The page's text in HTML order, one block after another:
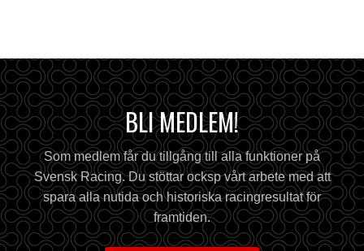
BLI MEDLEM!
Som medlem får du tillgång till alla funktioner på
Svensk Racing. Du stöttar ocksp vårt arbete med att
spara alla nutida och historiska racingresultat för
framtiden.